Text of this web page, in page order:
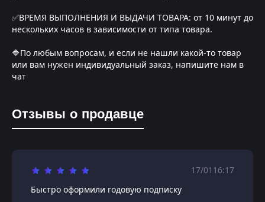
✅ВРЕМЯ ВЫПОЛНЕНИЯ И ВЫДАЧИ ТОВАРА: от 10 минут до
нескольких часов в зависимости от типа товара.
🔷По любым вопросам, и если не нашли какой-то товар
или вам нужен индивидуальный заказ, напишите нам в
чат
Отзывы о продавце
17/01 16:17
Быстро оформили годовую подписку